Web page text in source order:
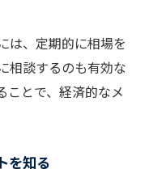
は、定期的に相場を
相談するのも有効な
ことで、経済的なメ
を知る